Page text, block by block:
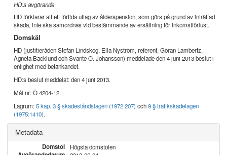
HD:s avgörande
HD förklarar att ett förtida uttag av ålderspension, som görs på grund av inträffad
skada, inte ska samordnas vid bestämmande av ersättning för inkomstförlust.
Domskäl
HD (justitieråden Stefan Lindskog, Ella Nyström, referent, Göran Lambertz,
Agneta Bäcklund och Svante O. Johansson) meddelade den 4 juni 2013 beslut i
enlighet med betänkandet.
HD:s beslut meddelat: den 4 juni 2013.
Mål nr: Ö 4204-12.
Lagrum:5 kap. 3 § skadeståndslagen (1972:207) och9 § trafikskadelagen
(1975:1410).
Metadata
Domstol Högsta domstolen